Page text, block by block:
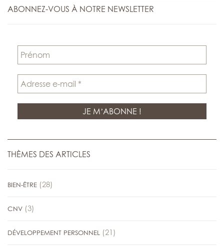
ABONNEZ-VOUS À NOTRE NEWSLETTER
THÈMES DES ARTICLES
BIEN-ÊTRE (28)
CNV (3)
DÉVELOPPEMENT PERSONNEL (21)